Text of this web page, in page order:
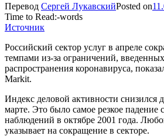
Перевод Сергей ЛукавскийPosted on
Time to Read:-words
Источник
Российский сектор услуг в апреле
темпами из-за ограничений,
распространения коронавируса,
Markit.
Индекс деловой активности снизился
марте. Это было самое резкое падение
наблюдений в октябре 2001 года.
указывает на сокращение в секторе.